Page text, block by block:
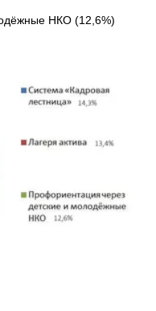
НКО (12,6%)